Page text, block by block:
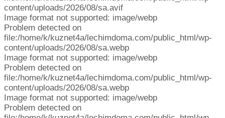
content/uploads/2026/08/sa.avif
Image format not supported: image/webp
Problem detected on
file:/home/k/kuznet4a/lechimdoma.com/public_html/wp-
content/uploads/2026/08/sa.webp
Image format not supported: image/webp
Problem detected on
file:/home/k/kuznet4a/lechimdoma.com/public_html/wp-
content/uploads/2026/08/sa.webp
Image format not supported: image/webp
Problem detected on